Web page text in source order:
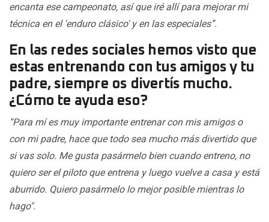
encanta ese campeonato, así que iré allí para mejorar mi
técnica en el 'enduro clásico' y en las especiales”.
En las redes sociales hemos visto que
estas entrenando con tus amigos y tu
padre, siempre os divertís mucho.
¿Cómo te ayuda eso?
“Para mí es muy importante entrenar con mis amigos o
con mi padre, hace que todo sea mucho más divertido que
si vas solo. Me gusta pasármelo bien cuando entreno, no
quiero ser el piloto que entrena y luego vuelve a casa y está
aburrido. Quiero pasármelo lo mejor posible mientras lo
hago".